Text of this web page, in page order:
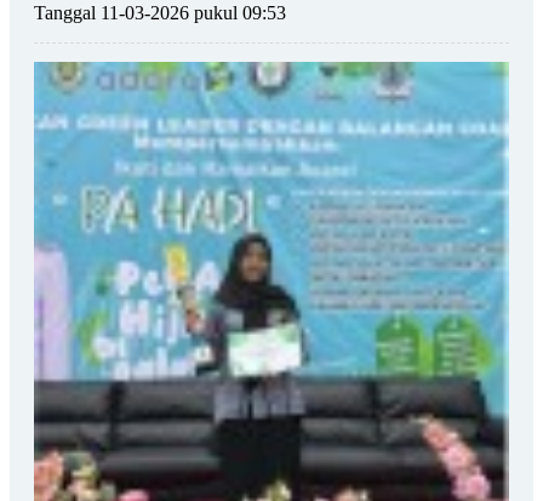
Tanggal 11-03-2026 pukul 09:53